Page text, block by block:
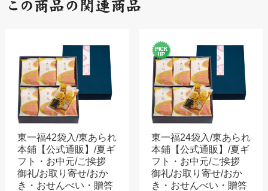
東一福42袋入/東あられ
本鋪【公式通販】/夏ギ
フト・お中元/ご挨拶
御礼/お取り寄せ/おか
き・おせんべい・贈答
東一福24袋入/東あられ
本鋪【公式通販】/夏ギ
フト・お中元/ご挨拶
御礼/お取り寄せ/おか
き・おせんべい・贈答